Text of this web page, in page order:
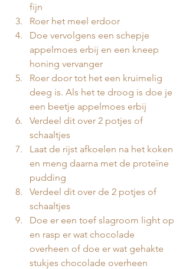
fijn
Roer het meel erdoor
Doe vervolgens een schepje
appelmoes erbij en een kneep
honing vervanger
Roer door tot het een kruimelig
deeg is. Als het te droog is doe je
een beetje appelmoes erbij
Verdeel dit over 2 potjes of
schaaltjes
Laat de rijst afkoelen na het koken
en meng daarna met de proteïne
pudding
Verdeel dit over de 2 potjes of
schaaltjes
Doe er een toef slagroom light op
en rasp er wat chocolade
overheen of doe er wat gehakte
stukjes chocolade overheen